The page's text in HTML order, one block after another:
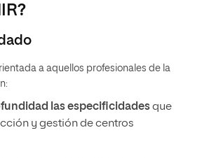
a aquellos profesionales de la
las especificidadesque
y gestión de centros